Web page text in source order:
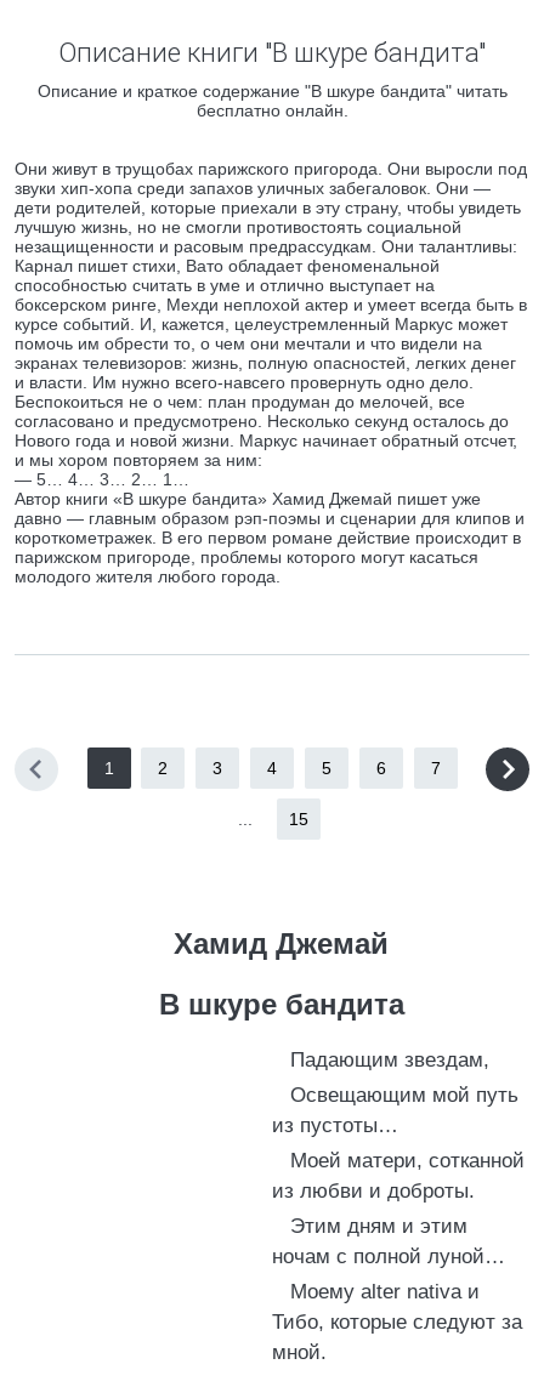
Описание книги "В шкуре бандита"
Описание и краткое содержание "В шкуре бандита" читать
бесплатно онлайн.
Они живут в трущобах парижского пригорода. Они выросли под
звуки хип-хопа среди запахов уличных забегаловок. Они —
дети родителей, которые приехали в эту страну, чтобы увидеть
лучшую жизнь, но не смогли противостоять социальной
незащищенности и расовым предрассудкам. Они талантливы:
Карнал пишет стихи, Вато обладает феноменальной
способностью считать в уме и отлично выступает на
боксерском ринге, Мехди неплохой актер и умеет всегда быть в
курсе событий. И, кажется, целеустремленный Маркус может
помочь им обрести то, о чем они мечтали и что видели на
экранах телевизоров: жизнь, полную опасностей, легких денег
и власти. Им нужно всего-навсего провернуть одно дело.
Беспокоиться не о чем: план продуман до мелочей, все
согласовано и предусмотрено. Несколько секунд осталось до
Нового года и новой жизни. Маркус начинает обратный отсчет,
и мы хором повторяем за ним:
— 5… 4… 3… 2… 1…
Автор книги «В шкуре бандита» Хамид Джемай пишет уже
давно — главным образом рэп-поэмы и сценарии для клипов и
короткометражек. В его первом романе действие происходит в
парижском пригороде, проблемы которого могут касаться
молодого жителя любого города.
1 2 3 4 5 6 7
15
Хамид Джемай
В шкуре бандита
Падающим звездам,
Освещающим мой путь
из пустоты…
Моей матери, сотканной
из любви и доброты.
Этим дням и этим
ночам с полной луной…
Моему alter nativa и
Тибо, которые следуют за
мной.